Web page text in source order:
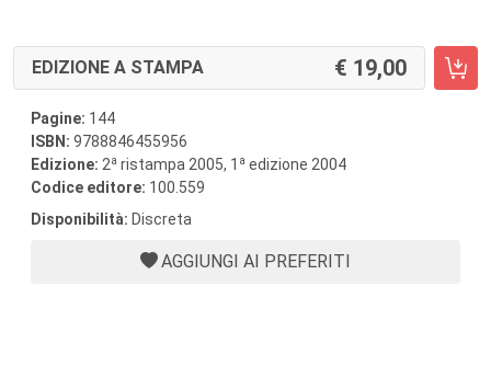
EDIZIONE A STAMPA 19,00
Pagine: 144
ISBN: 9788846455956
Edizione: 2a ristampa 2005, 1 a edizione 2004
Codice editore: 100.559
Disponibilità: Discreta
AGGIUNGI AI PREFERITI